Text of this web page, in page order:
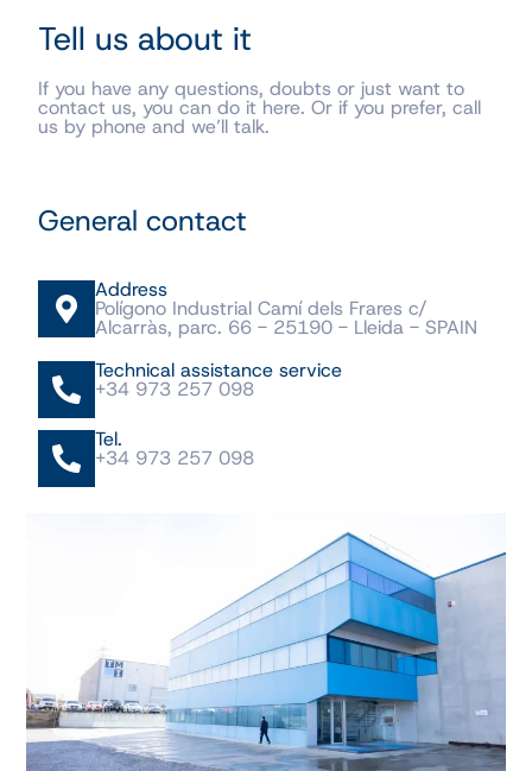
Tell us about it
If you have any questions, doubts or just want to
contact us, you can do it here. Or if you prefer, call
us by phone and we’ll talk.
General contact
Address
Polígono Industrial Camí dels Frares c/
Alcarràs, parc. 66 - 25190 - Lleida - SPAIN
Technical assistance service
+34 973 257 098
Tel.
+34 973 257 098